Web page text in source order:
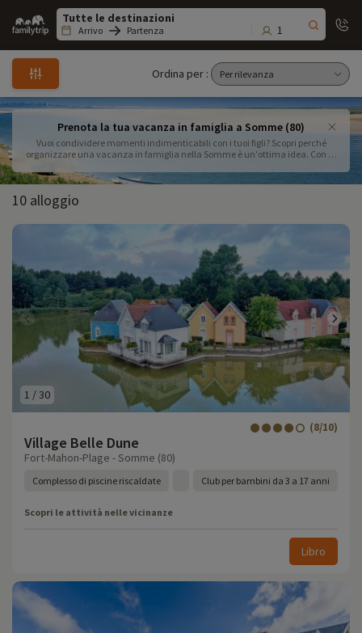
Family
trip
Arrivo Partenza 1
Ordina per :
Prenota la tua vacanza in famiglia a Somme (80)
Vuoi condividere momenti indimenticabili con i tuoi figli? Scopri perché
organizzare una vacanza in famiglia nella Somme è un'ottima idea. Con la
gamma di attività per famiglie, questa destinazione promette una vacanza
ricca di scoperte. Osserva le foche nella Baie de Somme, avventurati nei
parchi e nei divertimenti per bambini o esplora i migliori percorsi ciclistici per
famiglie. Per quanto riguarda l'alloggio, accoglienti gites, vivaci campeggi e
alloggi insoliti garantiscono un soggiorno confortevole. Per una boccata
d'aria fresca, dirigiti verso le più belle spiagge della Somme, perfette per
giocare e rilassarsi con la famiglia. Che tu stia organizzando un weekend in
famiglia in Piccardia o una vacanza prolungata, segui i nostri consigli per
prenotare le migliori case vacanze e goditi al massimo la tua vacanza in
famiglia nella Somme. Preparati a vivere un'avventura familiare unica che
combina relax, scoperta e divertimento.
10 alloggio
1 /30
Village Belle Dune
(8/10)
Fort-Mahon-Plage - Somme (80)
Complesso di piscine riscaldate Club per bambini da 3 a 17 anni
Scopri le attività nelle vicinanze
Libro